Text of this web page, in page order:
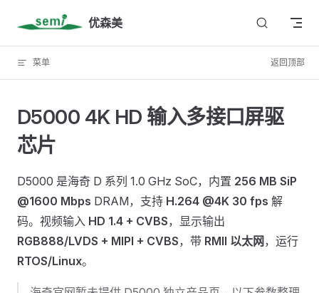
Skip to content 优森美
菜单 返回顶部
D5000 4K HD 输入多接口屏驱
芯片
D5000 是海奇 D 系列 1.0 GHz SoC，内置 256 MB SiP
@1600 Mbps DRAM，支持 H.264 @4K 30 fps 解
码。视频输入 HD 1.4 + CVBS，显示输出
RGB888/LVDS + MIPI + CVBS，带 RMII 以太网 ，运行
RTOS/Linux。